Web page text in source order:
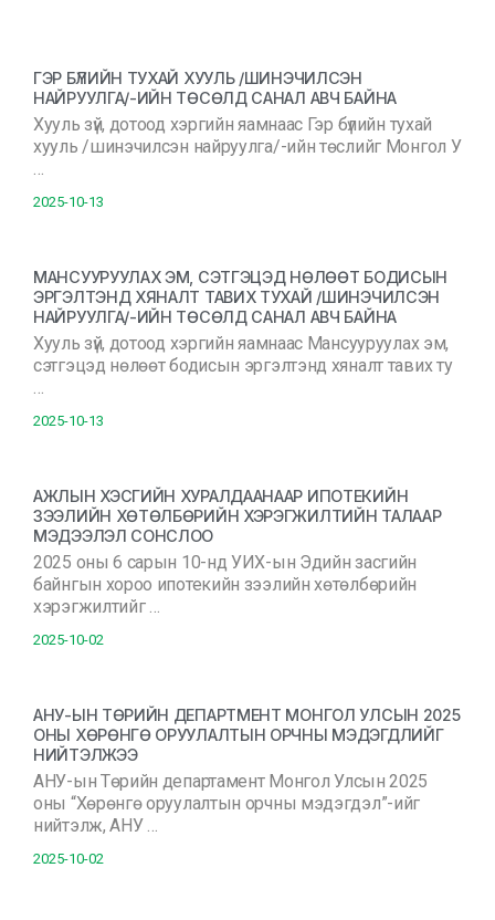
ГЭР БҮЛИЙН ТУХАЙ ХУУЛЬ /ШИНЭЧИЛСЭН
НАЙРУУЛГА/-ИЙН ТӨСӨЛД САНАЛ АВЧ БАЙНА
Хууль зүй, дотоод хэргийн яамнаас Гэр бүлийн тухай
хууль /шинэчилсэн найруулга/-ийн төслийг Монгол У
…
2025-10-13
МАНСУУРУУЛАХ ЭМ, СЭТГЭЦЭД НӨЛӨӨТ БОДИСЫН
ЭРГЭЛТЭНД ХЯНАЛТ ТАВИХ ТУХАЙ /ШИНЭЧИЛСЭН
НАЙРУУЛГА/-ИЙН ТӨСӨЛД САНАЛ АВЧ БАЙНА
Хууль зүй, дотоод хэргийн яамнаас Мансууруулах эм,
сэтгэцэд нөлөөт бодисын эргэлтэнд хяналт тавих ту
…
2025-10-13
АЖЛЫН ХЭСГИЙН ХУРАЛДААНААР ИПОТЕКИЙН
ЗЭЭЛИЙН ХӨТӨЛБӨРИЙН ХЭРЭГЖИЛТИЙН ТАЛААР
МЭДЭЭЛЭЛ СОНСЛОО
2025 оны 6 сарын 10-нд УИХ-ын Эдийн засгийн
байнгын хороо ипотекийн зээлийн хөтөлбөрийн
хэрэгжилтийг …
2025-10-02
АНУ-ЫН ТӨРИЙН ДЕПАРТМЕНТ МОНГОЛ УЛСЫН 2025
ОНЫ ХӨРӨНГӨ ОРУУЛАЛТЫН ОРЧНЫ МЭДЭГДЛИЙГ
НИЙТЭЛЖЭЭ
АНУ-ын Төрийн департамент Монгол Улсын 2025
оны “Хөрөнгө оруулалтын орчны мэдэгдэл”-ийг
нийтэлж, АНУ …
2025-10-02